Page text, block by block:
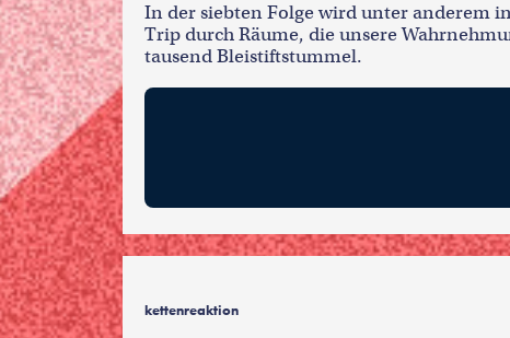
In der siebten Folge wird unter anderem
Trip durch Räume, die unsere
tausend Bleistiftstummel.
kettenreaktion